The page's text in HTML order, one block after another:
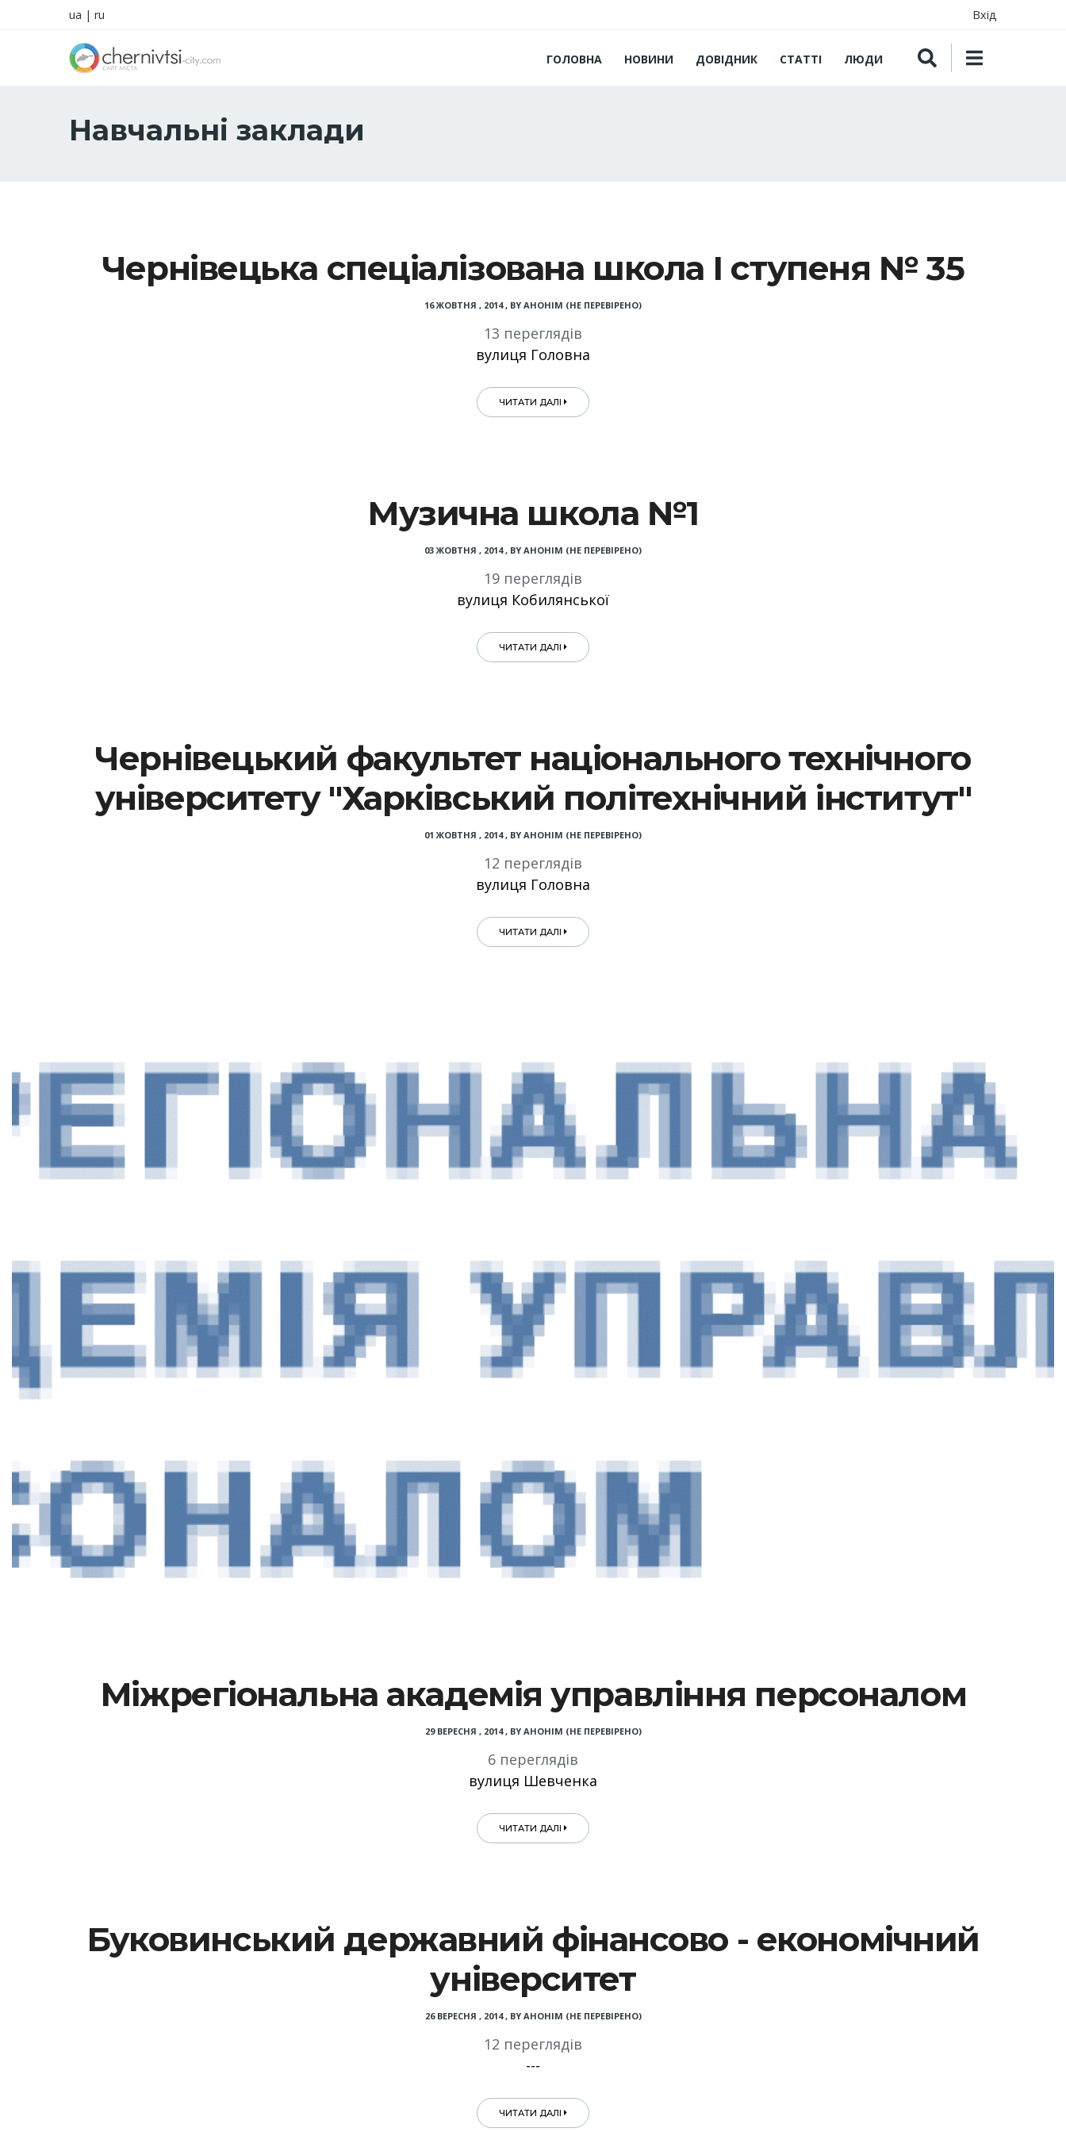
ua | ru Вхід
ГОЛОВНА НОВИНИ ДОВІДНИК СТАТТІ ЛЮДИ
Навчальні заклади
Чернівецька спеціалізована школа І ступеня № 35
16 ЖОВТНЯ , 2014, BY АНОНІМ (НЕ ПЕРЕВІРЕНО)
13 переглядів
вулиця Головна
ЧИТАТИ ДАЛІ
Музична школа №1
03 ЖОВТНЯ , 2014, BY АНОНІМ (НЕ ПЕРЕВІРЕНО)
19 переглядів
вулиця Кобилянської
ЧИТАТИ ДАЛІ
Чернівецький факультет національного технічного
університету "Харківський політехнічний інститут"
01 ЖОВТНЯ , 2014, BY АНОНІМ (НЕ ПЕРЕВІРЕНО)
12 переглядів
вулиця Головна
ЧИТАТИ ДАЛІ
Міжрегіональна академія управління персоналом
29 ВЕРЕСНЯ , 2014, BY АНОНІМ (НЕ ПЕРЕВІРЕНО)
6 переглядів
вулиця Шевченка
ЧИТАТИ ДАЛІ
Буковинський державний фінансово - економічний
університет
26 ВЕРЕСНЯ , 2014, BY АНОНІМ (НЕ ПЕРЕВІРЕНО)
12 переглядів
---
ЧИТАТИ ДАЛІ